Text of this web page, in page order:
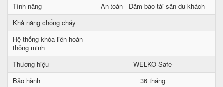
Tính năng
An toàn - Đảm bảo tài sản du khách
Khả năng chống cháy
Hệ thống khóa liên hoàn
thông minh
Thương hiệu
WELKO Safe
Bảo hành
36 tháng